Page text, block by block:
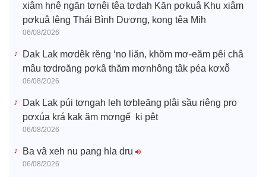
xiâm hnê ngăn tơnêi têa tơdah Kăn pơkuâ Khu xiâm
pơkuâ lêng Thái Bình Dương, kong têa Mih
06/08/2026
Dak Lak mơdêk rĕng ‘no liăn, khŏm mơ-eăm pêi châ
mâu tơdroăng pơkâ thăm mơnhông tâk péa kơxô̆
06/08/2026
Dak Lak púi tơngah leh tơbleăng plâi sầu riêng pro
pơxúa krá kak ăm mơngế ki pêt
06/08/2026
Ba vâ xeh nu pang hla dru
06/08/2026